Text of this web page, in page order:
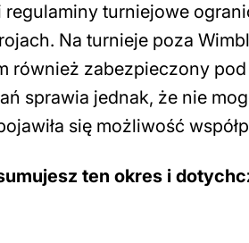
turniejowe
Na turnieje poza
również zabezpieczony
sprawia jednak, że nie
się możliwość
ten okres i